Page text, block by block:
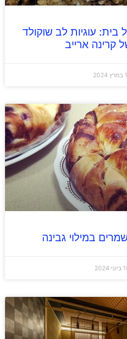
עוגיות לב שוקולד
קרינה ארייב
במילוי גבינה
2024